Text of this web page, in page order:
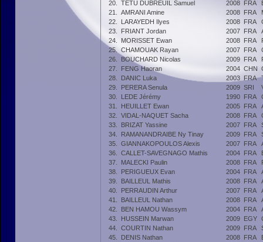
20.
TÊTU DUBREUIL Samuel 2008 FRA
21.
AMRANI Amine 2008 FRA
22.
LARAYEDH Ilyes 2008 FRA
23.
FRIANT Jordan 2007 FRA
24.
MORISSET Ewan 2008 FRA
25.
CHAMOUAK Rayan 2007 FRA
26.
BOUCHARD Nicolas 2009 FRA
27.
FENG Haoran 2004 CHN
28.
DANIC Luka 2003 FRA
29.
PERERA Senula 2009 SRI
30.
LEDE Jérémy 1990 FRA
31.
HEUILLET Ewan 2005 FRA
32.
VIDAL-NAQUET Sacha 2008 FRA
33.
BRIZAT Yassine 2007 FRA
34.
RAMANANDRAIBE Ny Tinay 2009 FRA
35.
GIANNAKOPOULOS Alexis 2007 FRA
36.
CALLET-SAVEGNAGO Mathis 2004 FRA
37.
MALECKI Paulin 2008 FRA
38.
PERIGUEUX Evan 2004 FRA
39.
BAILLEUL Mathis 2008 FRA
40.
PERRAUDIN Arthur 2007 FRA
41.
BAILLEUL Nathan 2008 FRA
42.
BEN HAMOU Wassym 2004 FRA
43.
HUSSEIN Marwan 2009 EGY
44.
COURTIN Nathan 2009 FRA
45.
DENIS Nathan 2008 FRA